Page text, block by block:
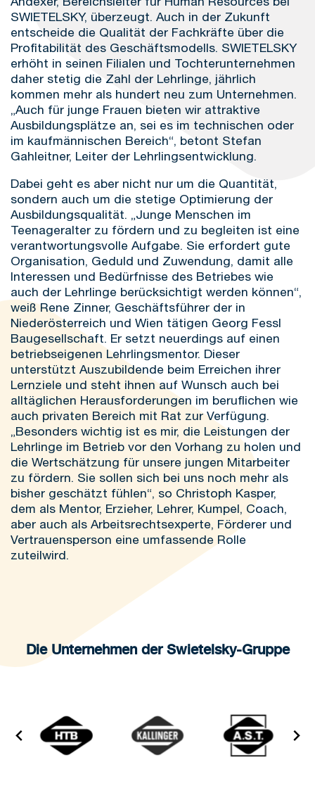
SWIETELSKY, überzeugt. Auch in der Zukunft
entscheide die Qualität der Fachkräfte über die
Profitabilität des Geschäftsmodells. SWIETELSKY
erhöht in seinen Filialen und Tochterunternehmen
daher stetig die Zahl der Lehrlinge, jährlich
kommen mehr als hundert neu zum Unternehmen.
„Auch für junge Frauen bieten wir attraktive
Ausbildungsplätze an, sei es im technischen oder
im kaufmännischen Bereich“, betont Stefan
Gahleitner, Leiter der Lehrlingsentwicklung.
Dabei geht es aber nicht nur um die Quantität,
sondern auch um die stetige Optimierung der
Ausbildungsqualität. „Junge Menschen im
Teenageralter zu fördern und zu begleiten ist eine
verantwortungsvolle Aufgabe. Sie erfordert gute
Organisation, Geduld und Zuwendung, damit alle
Interessen und Bedürfnisse des Betriebes wie
auch der Lehrlinge berücksichtigt werden können“,
weiß Rene Zinner, Geschäftsführer der in
Niederösterreich und Wien tätigen Georg Fessl
Baugesellschaft. Er setzt neuerdings auf einen
betriebseigenen Lehrlingsmentor. Dieser
unterstützt Auszubildende beim Erreichen ihrer
Lernziele und steht ihnen auf Wunsch auch bei
alltäglichen Herausforderungen im beruflichen wie
auch privaten Bereich mit Rat zur Verfügung.
„Besonders wichtig ist es mir, die Leistungen der
Lehrlinge im Betrieb vor den Vorhang zu holen und
die Wertschätzung für unsere jungen Mitarbeiter
zu fördern. Sie sollen sich bei uns noch mehr als
bisher geschätzt fühlen“, so Christoph Kasper,
dem als Mentor, Erzieher, Lehrer, Kumpel, Coach,
aber auch als Arbeitsrechtsexperte, Förderer und
Vertrauensperson eine umfassende Rolle
zuteilwird.
Die Unternehmen der Swietelsky-Gruppe